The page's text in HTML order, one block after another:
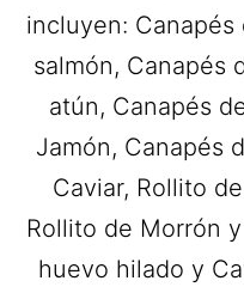
incluyen:
salmón, Canapés
atún, Canapés
Jamón, Canapés
Caviar, Rollito
Rollito de Morrón
huevo hilado y